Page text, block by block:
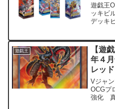
遊戯王
ッキビ
デッキ
ります
構築勢
遊戯王
【遊
年４
レッ
Vジャ
OCGプ
強化 真